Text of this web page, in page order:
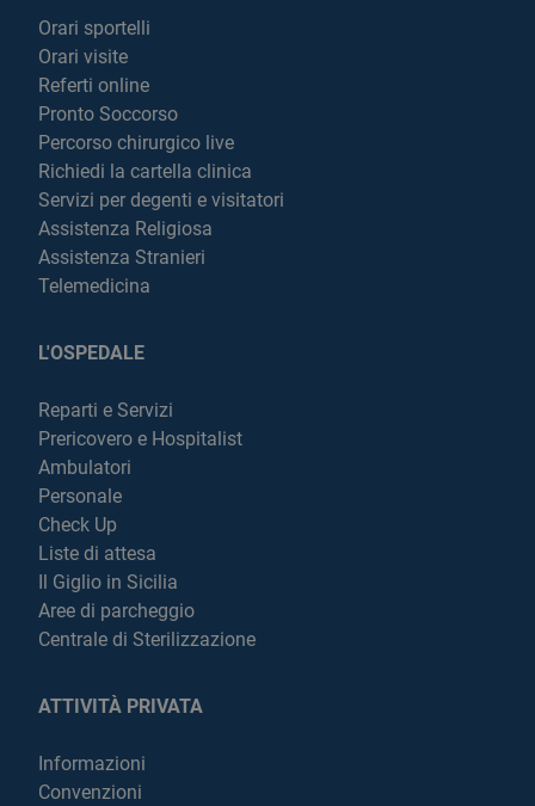
Orari sportelli
Orari visite
Referti online
Pronto Soccorso
Percorso chirurgico live
Richiedi la cartella clinica
Servizi per degenti e visitatori
Assistenza Religiosa
Assistenza Stranieri
Telemedicina
L'OSPEDALE
Reparti e Servizi
Prericovero e Hospitalist
Ambulatori
Personale
Check Up
Liste di attesa
Il Giglio in Sicilia
Aree di parcheggio
Centrale di Sterilizzazione
ATTIVITÀ PRIVATA
Informazioni
Convenzioni